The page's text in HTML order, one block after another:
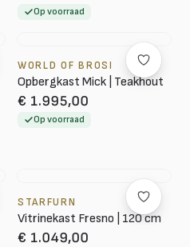
Op voorraad
WORLD OF BROSI
Opbergkast Mick | Teakhout
€ 1.995,00
Op voorraad
STARFURN
Vitrinekast Fresno | 120 cm
€ 1.049,00